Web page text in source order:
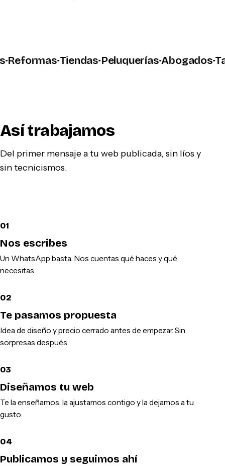
·Tiendas·Peluquerías·Abogados·
Así trabajamos
Del primer mensaje a tu web publicada, sin líos y
sin tecnicismos.
01
Nos escribes
Un WhatsApp basta. Nos cuentas qué haces y qué
necesitas.
02
Te pasamos propuesta
Idea de diseño y precio cerrado antes de empezar. Sin
sorpresas después.
03
Diseñamos tu web
Te la enseñamos, la ajustamos contigo y la dejamos a tu
gusto.
04
Publicamos y seguimos ahí